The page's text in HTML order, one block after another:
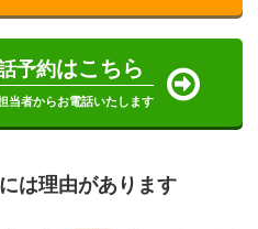
予約はこちら
当者からお電話いたします
は理由があります